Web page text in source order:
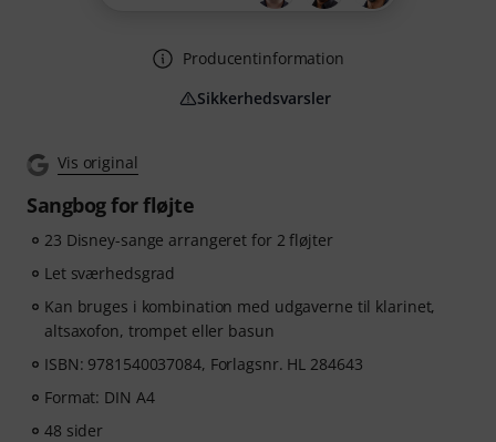
Vis original
Sangbog for fløjte
23 Disney-sange arrangeret for 2 fløjter
Let sværhedsgrad
Kan bruges i kombination med udgaverne til klarinet,
altsaxofon, trompet eller basun
ISBN: 9781540037084, Forlagsnr. HL 284643
Format: DIN A4
48 sider
Producentinformation
Sikkerhedsvarsler